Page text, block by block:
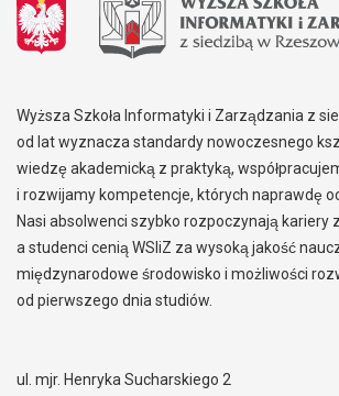
Wyższa Szkoła Informatyki i Zarządzania z
od lat wyznacza standardy nowoczesnego
wiedzę akademicką z praktyką,
i rozwijamy kompetencje, których naprawdę
Nasi absolwenci szybko rozpoczynają kariery
a studenci cenią WSIiZ za wysoką jakość
międzynarodowe środowisko i możliwości
od pierwszego dnia studiów.
ul. mjr. Henryka Sucharskiego 2